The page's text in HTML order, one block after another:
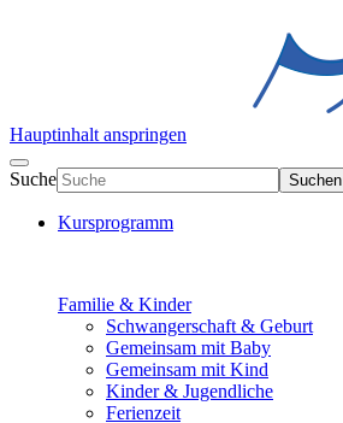
Hauptinhalt anspringen
Suche Suchen
Kursprogramm
Familie & Kinder
Schwangerschaft & Geburt
Gemeinsam mit Baby
Gemeinsam mit Kind
Kinder & Jugendliche
Ferienzeit